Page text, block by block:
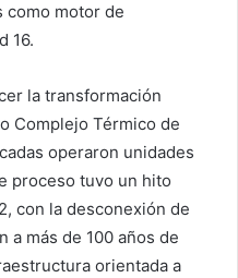
como motor de
16.
la transformación
Complejo Térmico de
operaron unidades
proceso tuvo un hito
con la desconexión de
a más de 100 años de
orientada a